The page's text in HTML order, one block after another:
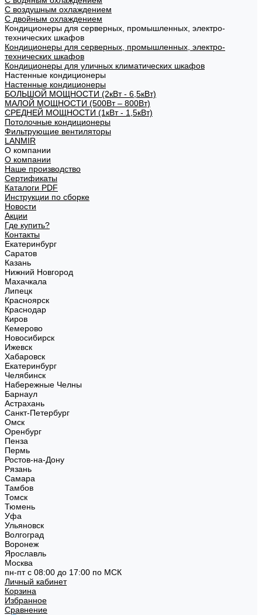
С воздушным охлаждением
С двойным охлаждением
Кондиционеры для серверных, промышленных, электро-
технических шкафов
Кондиционеры для серверных, промышленных, электро-
технических шкафов
Кондиционеры для уличных климатических шкафов
Настенные кондиционеры
Настенные кондиционеры
БОЛЬШОЙ МОЩНОСТИ (2кВт - 6,5кВт)
МАЛОЙ МОЩНОСТИ (500Вт – 800Вт)
СРЕДНЕЙ МОЩНОСТИ (1кВт - 1,5кВт)
Потолочные кондиционеры
Фильтрующие вентиляторы
LANMIR
О компании
О компании
Наше производство
Сертификаты
Каталоги PDF
Инструкции по сборке
Новости
Акции
Где купить?
Контакты
Екатеринбург
Саратов
Казань
Нижний Новгород
Махачкала
Липецк
Красноярск
Краснодар
Киров
Кемерово
Новосибирск
Ижевск
Хабаровск
Екатеринбург
Челябинск
Набережные Челны
Барнаул
Астрахань
Санкт-Петербург
Омск
Оренбург
Пенза
Пермь
Ростов-на-Дону
Рязань
Самара
Тамбов
Томск
Тюмень
Уфа
Ульяновск
Волгоград
Воронеж
Ярославль
Москва
пн-пт с 08:00 до 17:00 по МСК
Личный кабинет
Корзина
Избранное
Сравнение